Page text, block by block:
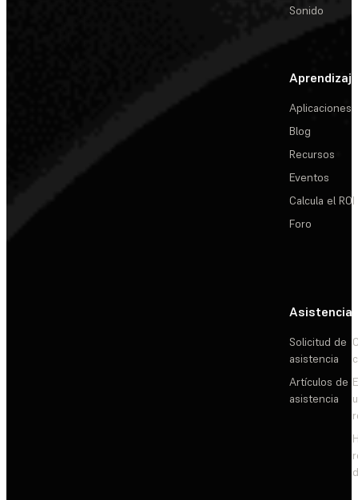
Sonido
Aprendizaje
Aplicaciones
Blog
Recursos
Eventos
Calcula el ROI
Foro
Asistencia
Solicitud de
asistencia
Artículos de
asistencia